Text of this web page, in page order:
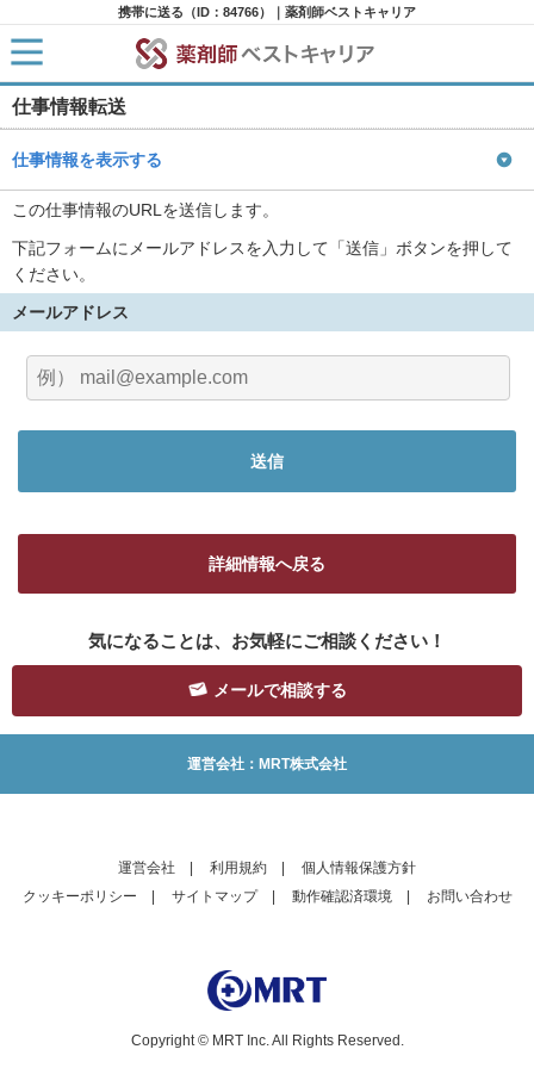
携帯に送る（ID：84766）｜薬剤師ベストキャリア
仕事情報転送
仕事情報を表示する
この仕事情報のURLを送信します。
下記フォームにメールアドレスを入力して「送信」ボタンを押して
ください。
メールアドレス
詳細情報へ戻る
気になることは、お気軽にご相談ください！
メールで相談する
運営会社：MRT株式会社
運営会社 利用規約
個人情報保護方針
クッキーポリシー
サイトマップ| 動作確認済環境| お問い合わせ
Copyright © MRT Inc. All Rights Reserved.
HOME
求人検索
新着求人
キャリアアドバイザー紹介
転職支援サービスに申し込む